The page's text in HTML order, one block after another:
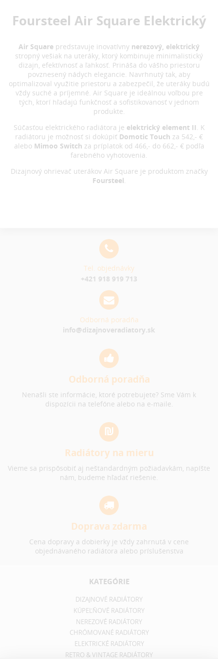
Foursteel Air Square Elektrický
Air Square predstavuje inovatívny nerezový, elektrický
stropný vešiak na uteráky, ktorý kombinuje minimalistický
dizajn, efektívnosť a ľahkosť. Prináša do vášho priestoru
povznesený nádych elegancie. Navrhnutý tak, aby
optimalizoval využitie priestoru a zabezpečil, že uteráky budú
vždy suché a príjemné. Air Square je ideálnou voľbou pre
tých, ktorí hľadajú funkčnosť a sofistikovanosť v jednom
produkte.
Súčasťou elektrického radiátora je elektrický element II. K
radiátoru je možnosť si dokúpiť Domotic Touch za 542,- €
alebo Mimoo Switch za príplatok od 466,- do 662,- € podľa
farebného vyhotovenia.
Dizajnový ohrievač uterákov Air Square je produktom značky
Foursteel.
Tel. objednávky
+421 918 919 713
Odborná poradňa
info@dizajnoveradiatory.sk
Odborná poradňa
Nenašli ste informácie, ktoré potrebujete? Sme Vám k
dispozícii na telefóne alebo na e-maile.
Radiátory na mieru
Vieme sa prispôsobiť aj neštandardným požiadavkám, napíšte
nám, budeme hľadať riešenie.
Doprava zdarma
Cena dopravy a dobierky je vždy zahrnutá v cene
objednávaného radiátora alebo príslušenstva
KATEGÓRIE
DIZAJNOVÉ RADIÁTORY
KÚPEĽŇOVÉ RADIÁTORY
NEREZOVÉ RADIÁTORY
CHRÓMOVANÉ RADIÁTORY
ELEKTRICKÉ RADIÁTORY
RETRO & VINTAGE RADIÁTORY